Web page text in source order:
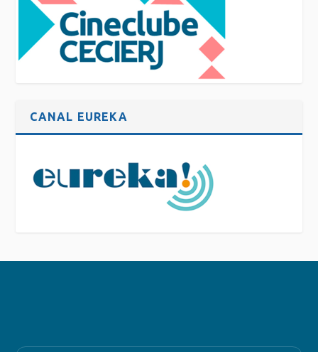
CANAL EUREKA